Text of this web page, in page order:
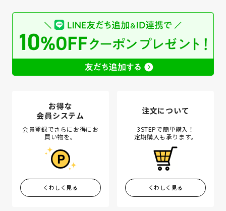
お得な
会員システム
会員登録でさらにお得にお
買い物を。
くわしく見る
注文について
3STEPで簡単購入！
定期購入も承ります。
くわしく見る